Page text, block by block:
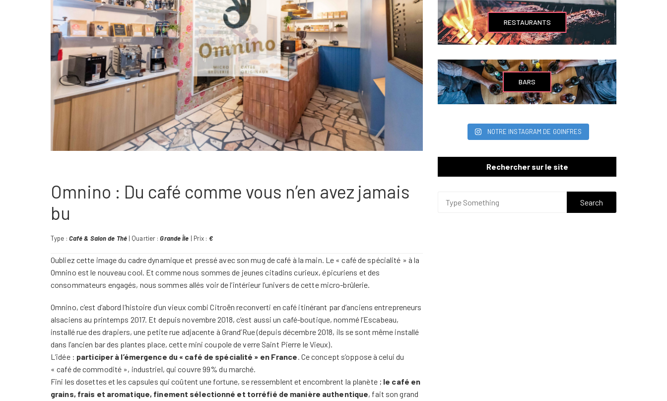
Omnino : Du café comme vous n’en avez jamais
bu
Type : Café & Salon de Thé| Quartier :Grande Île | Prix : €
Oubliez cette image du cadre dynamique et pressé avec son mug de café à la main. Le « café de spécialité » à la
Omnino est le nouveau cool. Et comme nous sommes de jeunes citadins curieux, épicuriens et des
consommateurs engagés, nous sommes allés voir de l’intérieur l’univers de cette micro-brûlerie.
Omnino, c’est d’abord l’histoire d’un vieux combi Citroën reconverti en café itinérant par d’anciens entrepreneurs
alsaciens au printemps 2017. Et depuis novembre 2018, c’est aussi un café-boutique, nommé l’Escabeau,
installé rue des drapiers, une petite rue adjacente à Grand’Rue (depuis décembre 2018, ils se sont même installé
dans l’ancien bar des plantes place, cette mini coupole de verre Saint Pierre le Vieux).
L’idée : participer à l’émergence du « café de spécialité » en France. Ce concept s’oppose à celui du
« café de commodité », industriel, qui couvre 99% du marché.
Fini les dosettes et les capsules qui coûtent une fortune, se ressemblent et encombrent la planète ; le café en
grains, frais et aromatique, finement sélectionné et torréfié de manière authentique, fait son grand
RESTAURANTS
BARS
NOTRE INSTAGRAM DE GOINFRES
Rechercher sur le site